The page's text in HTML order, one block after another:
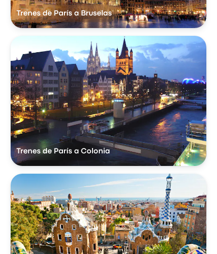
Trenes de París a Bruselas
Trenes de París a Colonia